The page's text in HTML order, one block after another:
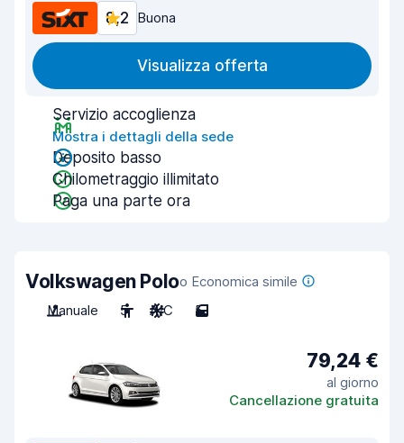
8,2 Buona
Visualizza offerta
Servizio accoglienza
Mostra i dettagli della sede
Deposito basso
Chilometraggio illimitato
Paga una parte ora
Volkswagen Poloo Economica simile
Manuale
5 A/C 5
79,24 €
al giorno
Cancellazione gratuita